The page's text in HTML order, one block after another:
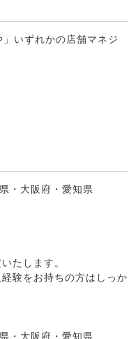
いずれかの店舗マネジ
・大阪府・愛知県
たします。
験をお持ちの方はしっか
・大阪府・愛知県